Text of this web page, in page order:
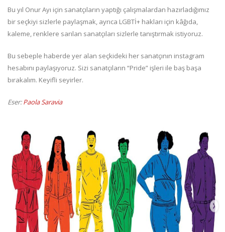
Bu yıl Onur Ayı için sanatçıların yaptığı çalışmalardan hazırladığımız
bir seçkiyi sizlerle paylaşmak, ayrıca LGBTİ+ hakları için kâğıda,
kaleme, renklere sarılan sanatçıları sizlerle tanıştırmak istiyoruz.
Bu sebeple haberde yer alan seçkideki her sanatçının instagram
hesabını paylaşıyoruz. Sizi sanatçıların “Pride” işleri ile baş başa
bırakalım. Keyifli seyirler.
Eser:Paola Saravia